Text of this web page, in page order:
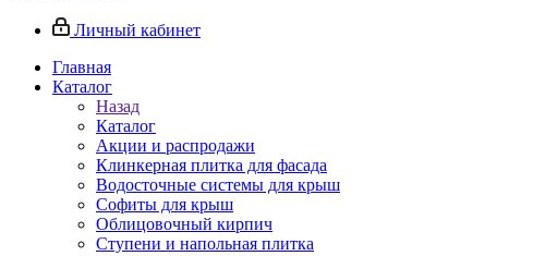
Личный кабинет
Главная
Каталог
Назад
Каталог
Акции и распродажи
Клинкерная плитка для фасада
Водосточные системы для крыш
Софиты для крыш
Облицовочный кирпич
Ступени и напольная плитка